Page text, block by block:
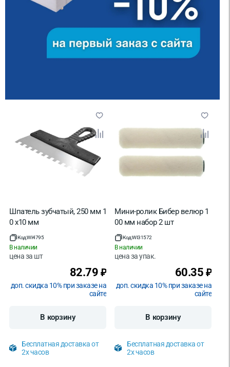
Шпатель зубчатый, 250 мм 1
0 x10 мм
Код:WI4795
В наличии
цена за шт
82.79 ₽
доп. скидка 10% при заказе на
сайте
В корзину
Бесплатная доставка от
2х часов
Мини-ролик Бибер велюр 1
00 мм набор 2 шт
Код:WI31572
В наличии
цена заупак.
60.35 ₽
доп. скидка 10% при заказе на
сайте
В корзину
Бесплатная доставка от
2х часов